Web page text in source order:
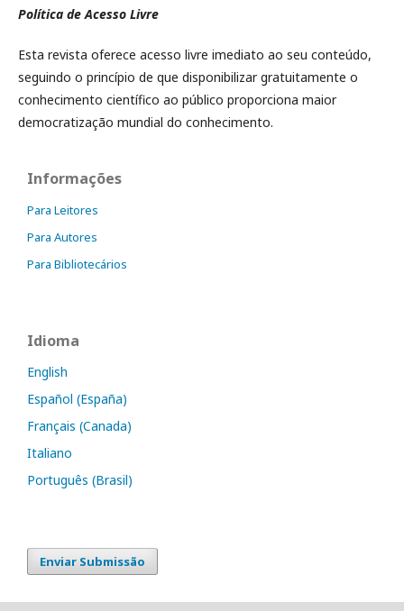
Política de Acesso Livre
Esta revista oferece acesso livre imediato ao seu conteúdo,
seguindo o princípio de que disponibilizar gratuitamente o
conhecimento científico ao público proporciona maior
democratização mundial do conhecimento.
Informações
Para Leitores
Para Autores
Para Bibliotecários
Idioma
English
Español (España)
Français (Canada)
Italiano
Português (Brasil)
Enviar Submissão